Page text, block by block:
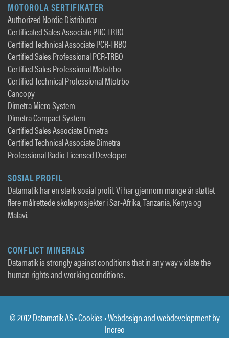
MOTOROLA SERTIFIKATER
Authorized Nordic Distributor
Certificated Sales Associate PRC-TRBO
Certified Technical Associate PCR-TRBO
Certified Sales Professional PCR-TRBO
Certified Sales Professional Mototrbo
Certified Technical Professional Mtotrbo
Cancopy
Dimetra Micro System
Dimetra Compact System
Certified Sales Associate Dimetra
Certified Technical Associate Dimetra
Professional Radio Licensed Developer
SOSIAL PROFIL
Datamatik har en sterk sosial profil. Vi har gjennom mange år støttet
flere målrettede skoleprosjekter i Sør-Afrika, Tanzania, Kenya og
Malavi.
CONFLICT MINERALS
Datamatik is strongly against conditions that in any way violate the
human rights and working conditions.
© 2012 Datamatik AS •Cookies • Webdesign and webdevelopment by
Increo